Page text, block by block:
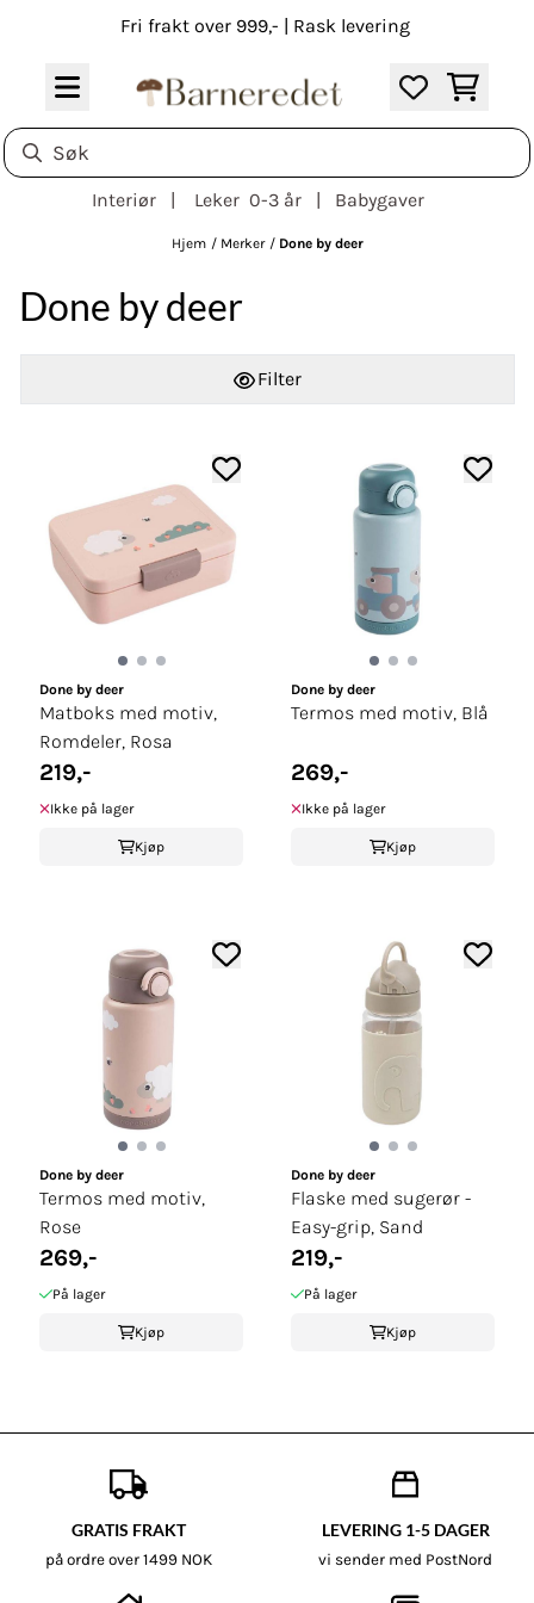
Hopp til innholdFri frakt over 999,- | Rask levering
Interiør | Leker 0-3 år | Babygaver
Hjem / Merker / Done by deer
Done by deer
Filter
Done by deer
Matboks med motiv,
Romdeler, Rosa
219,-
Ikke på lager
Kjøp
Done by deer
Termos med motiv, Blå
269,-
Ikke på lager
Kjøp
Done by deer
Termos med motiv,
Rose
269,-
På lager
Kjøp
Done by deer
Flaske med sugerør -
Easy-grip, Sand
219,-
På lager
Kjøp
GRATIS FRAKT
på ordre over 1499 NOK
LEVERING 1-5 DAGER
vi sender med PostNord